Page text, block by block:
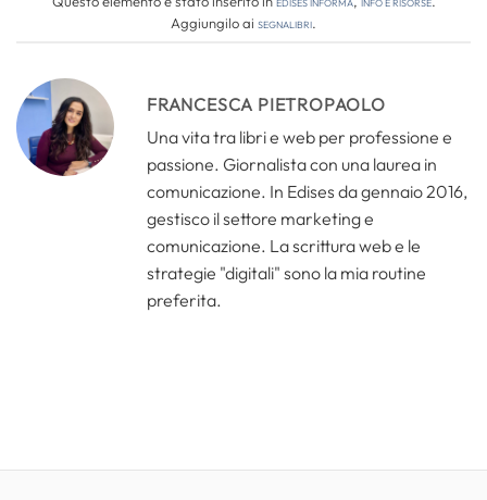
Aggiungilo ai segnalibri.
FRANCESCA PIETROPAOLO
Una vita tra libri e web per professione e
passione. Giornalista con una laurea in
comunicazione. In Edises da gennaio 2016,
gestisco il settore marketing e
comunicazione. La scrittura web e le
strategie "digitali" sono la mia routine
preferita.